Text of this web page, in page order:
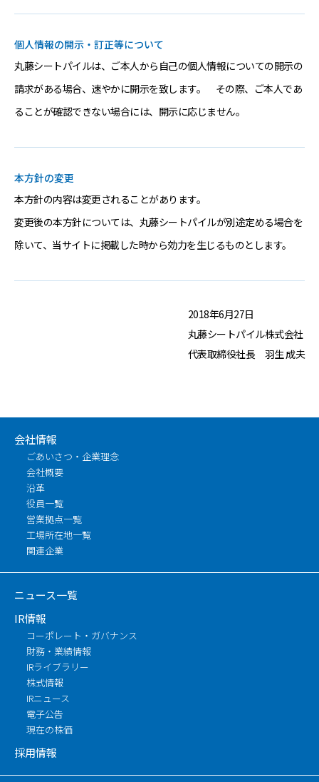
個人情報の開示・訂正等について
丸藤シートパイルは、ご本人から自己の個人情報についての開示の
請求がある場合、速やかに開示を致します。 その際、ご本人であ
ることが確認できない場合には、開示に応じません。
本方針の変更
本方針の内容は変更されることがあります。
変更後の本方針については、丸藤シートパイルが別途定める場合を
除いて、当サイトに掲載した時から効力を生じるものとします。
2018年6月27日
丸藤シートパイル株式会社
代表取締役社長 羽生 成夫
会社情報
ごあいさつ・企業理念
会社概要
沿革
役員一覧
営業拠点一覧
工場所在地一覧
関連企業
ニュース一覧
IR情報
コーポレート・ガバナンス
財務・業績情報
IRライブラリー
株式情報
IRニュース
電子公告
現在の株価
採用情報